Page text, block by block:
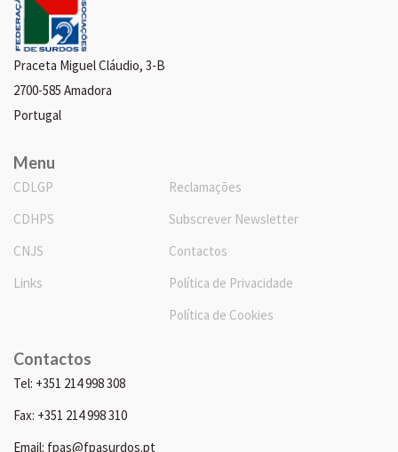
Praceta Miguel Cláudio, 3-B
2700-585 Amadora
Portugal
Menu
CDLGP
CDHPS
CNJS
Links
Reclamações
Subscrever Newsletter
Contactos
Política de Privacidade
Política de Cookies
Contactos
Tel: +351 214 998 308
Fax: +351 214 998 310
Email: fpas@fpasurdos.pt